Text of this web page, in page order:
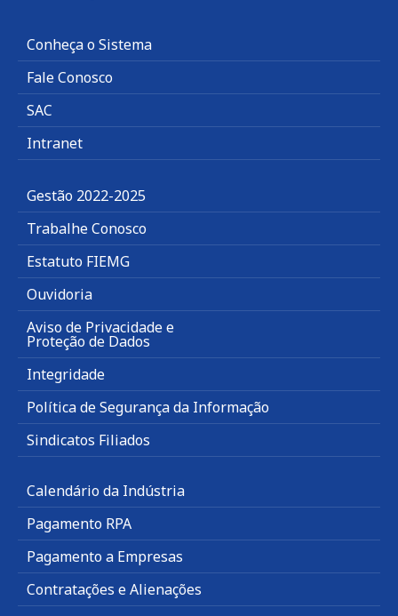
Conheça o Sistema
Fale Conosco
SAC
Intranet
Gestão 2022-2025
Trabalhe Conosco
Estatuto FIEMG
Ouvidoria
Aviso de Privacidade e
Proteção de Dados
Integridade
Política de Segurança da Informação
Sindicatos Filiados
Calendário da Indústria
Pagamento RPA
Pagamento a Empresas
Contratações e Alienações